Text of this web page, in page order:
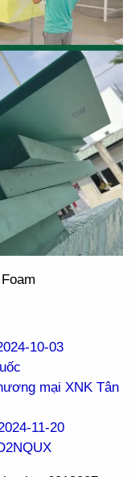
10-03
mại XNK Tân
11-20